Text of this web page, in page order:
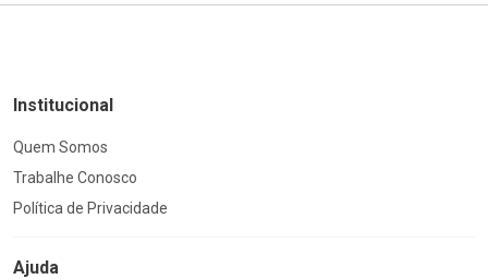
Institucional
Quem Somos
Trabalhe Conosco
Política de Privacidade
Ajuda